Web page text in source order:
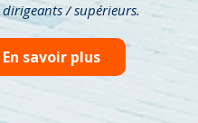
dirigeants / supérieurs.
En savoir plus